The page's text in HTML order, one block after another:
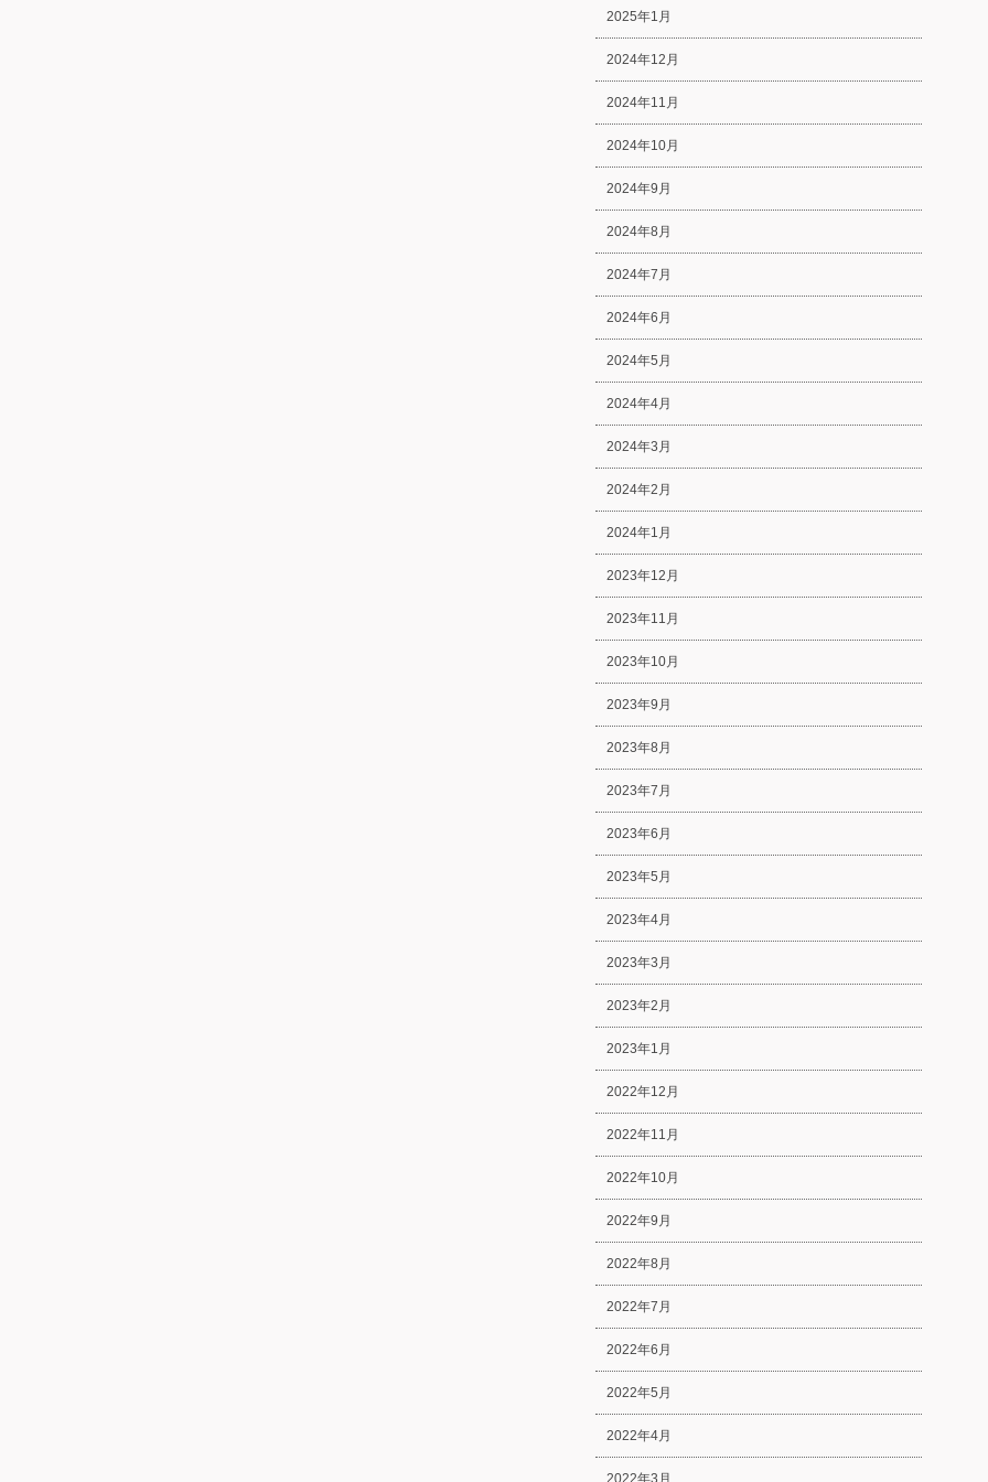
2025年1月
2024年12月
2024年11月
2024年10月
2024年9月
2024年8月
2024年7月
2024年6月
2024年5月
2024年4月
2024年3月
2024年2月
2024年1月
2023年12月
2023年11月
2023年10月
2023年9月
2023年8月
2023年7月
2023年6月
2023年5月
2023年4月
2023年3月
2023年2月
2023年1月
2022年12月
2022年11月
2022年10月
2022年9月
2022年8月
2022年7月
2022年6月
2022年5月
2022年4月
2022年3月